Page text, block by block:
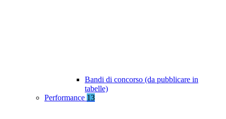
Bandi di concorso (da pubblicare in
tabelle)
Performance 13